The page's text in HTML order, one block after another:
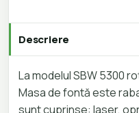
Descriere
La modelul SBW 5300
Masa de fontă este
sunt cuprinse: laser,